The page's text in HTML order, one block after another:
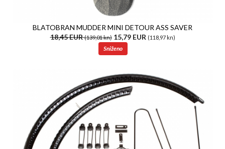
BLATOBRAN MUDDER MINI DETOUR ASS SAVER
18,45 EUR(139,01 kn)15,79 EUR (118,97 kn)
Sniženo